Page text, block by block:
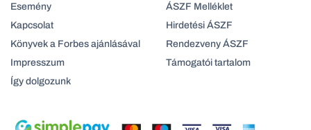
Esemény
Kapcsolat
Könyvek a Forbes ajánlásával
Impresszum
Így dolgozunk
ÁSZF Melléklet
Hirdetési ÁSZF
Rendezveny ÁSZF
Támogatói tartalom